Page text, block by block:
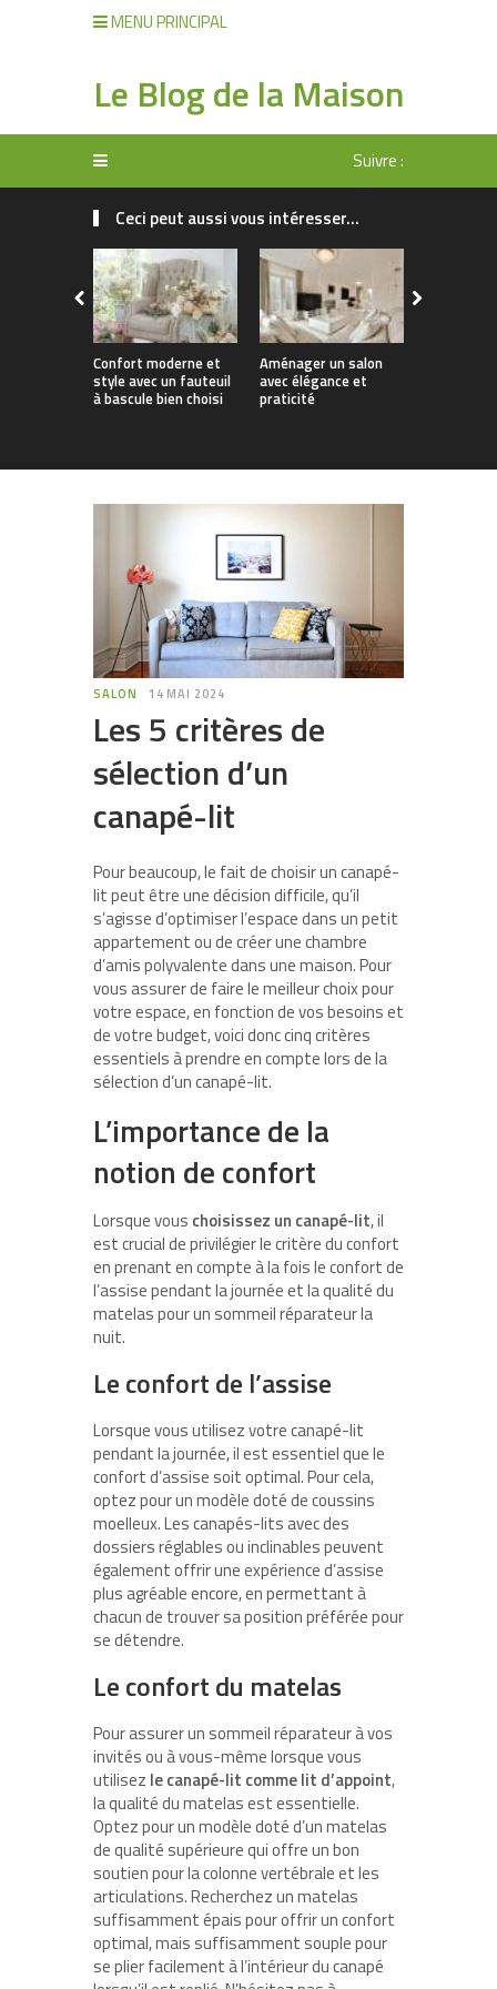
MENU PRINCIPAL
Le Blog de la Maison
Suivre :
Ceci peut aussi vous intéresser...
Confort moderne et
style avec un fauteuil
à bascule bien choisi
Aménager un salon
avec élégance et
praticité
SALON 14 MAI 2024
Les 5 critères de
sélection d’un
canapé-lit
Pour beaucoup, le fait de choisir un canapé-
lit peut être une décision difficile, qu’il
s’agisse d’optimiser l’espace dans un petit
appartement ou de créer une chambre
d’amis polyvalente dans une maison. Pour
vous assurer de faire le meilleur choix pour
votre espace, en fonction de vos besoins et
de votre budget, voici donc cinq critères
essentiels à prendre en compte lors de la
sélection d’un canapé-lit.
L’importance de la
notion de confort
Lorsque vous choisissez un canapé-lit, il
est crucial de privilégier le critère du confort
en prenant en compte à la fois le confort de
l’assise pendant la journée et la qualité du
matelas pour un sommeil réparateur la
nuit.
Le confort de l’assise
Lorsque vous utilisez votre canapé-lit
pendant la journée, il est essentiel que le
confort d’assise soit optimal. Pour cela,
optez pour un modèle doté de coussins
moelleux. Les canapés-lits avec des
dossiers réglables ou inclinables peuvent
également offrir une expérience d’assise
plus agréable encore, en permettant à
chacun de trouver sa position préférée pour
se détendre.
Le confort du matelas
Pour assurer un sommeil réparateur à vos
invités ou à vous-même lorsque vous
utilisez le canapé-lit comme lit d’appoint,
la qualité du matelas est essentielle.
Optez pour un modèle doté d’un matelas
de qualité supérieure qui offre un bon
soutien pour la colonne vertébrale et les
articulations. Recherchez un matelas
suffisamment épais pour offrir un confort
optimal, mais suffisamment souple pour
se plier facilement à l’intérieur du canapé